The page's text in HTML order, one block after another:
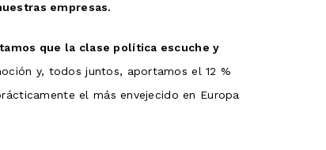
empresas.
que la clase política escuche y
y, todos juntos, aportamos el 12 %
el más envejecido en Europa